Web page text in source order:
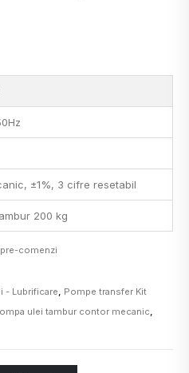
±1%, 3 cifre resetabil
200 kg
comenzi
- Lubrificare
Pompe transfer Kit
ulei tambur contor mecanic,